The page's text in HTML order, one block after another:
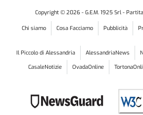
Copyright © 2026 - G.E.M. 1925 Srl -
Chi siamo Cosa Facciamo Pubblicità
Il Piccolo di Alessandria AlessandriaNews
CasaleNotizie
OvadaOnline